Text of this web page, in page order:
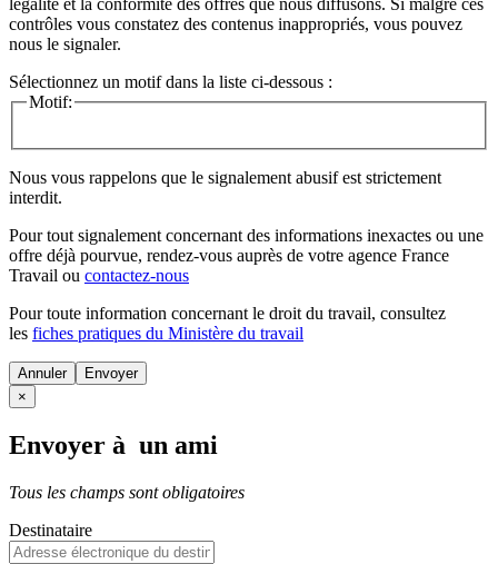
légalité et la conformité des offres que nous diffusons. Si malgré ces
contrôles vous constatez des contenus inappropriés, vous pouvez
nous le signaler.
Sélectionnez un motif dans la liste ci-dessous :
Motif:
Nous vous rappelons que le signalement abusif est strictement
interdit.
Pour tout signalement concernant des informations inexactes ou une
offre déjà pourvue, rendez-vous auprès de votre agence France
Travail ou contactez-nous
Pour toute information concernant le droit du travail, consultez
les fiches pratiques du Ministère du travail
Annuler
×
Envoyer à un ami
Tous les champs sont obligatoires
Destinataire